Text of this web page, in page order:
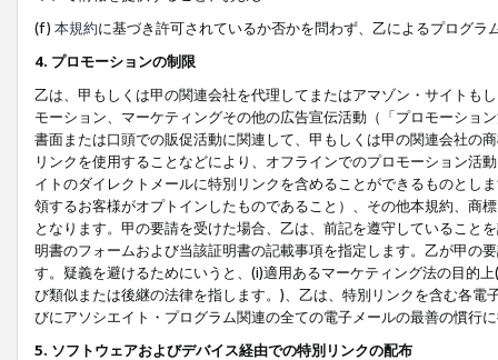
(f) 本規約に基づき許可されているか否かを問わず、乙によるプログ
4. プロモーションの制限
乙は、甲もしくは甲の関連会社を代理してまたはアマゾン・サイトも
モーション、マーケティングその他の広告宣伝活動（「プロモーショ
書面または口頭での販促活動に関連して、甲もしくは甲の関連会社の
リンクを使用することなどにより、オフラインでのプロモーション活
イトのダイレクトメールに特別リンクを含めることができるものとし
領するお客様がオプトインしたものであること）、その他本規約、商
となります。甲の要請を受けた場合、乙は、前記を遵守していること
明書のフォームおよび当該証明書の記載事項を指定します。乙が甲の
す。疑義を避けるためにいうと、(i)適用あるマーケティング法の目的
び類似または後継の法律を指します。)、乙は、特別リンクを含む各
びにアソシエイト・プログラム関連の全ての電子メールの最善の慣行
5. ソフトウェアおよびデバイス経由での特別リンクの配布